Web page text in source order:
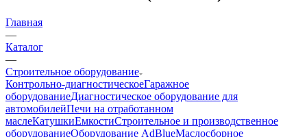
Главная
—
Каталог
—
Строительное оборудование
Контрольно-диагностическоеГаражное
оборудованиеДиагностическое оборудование для
автомобилейПечи на отработанном
маслеКатушкиЕмкостиСтроительное и производственное
оборудованиеОборудование AdBlueМаслосборное